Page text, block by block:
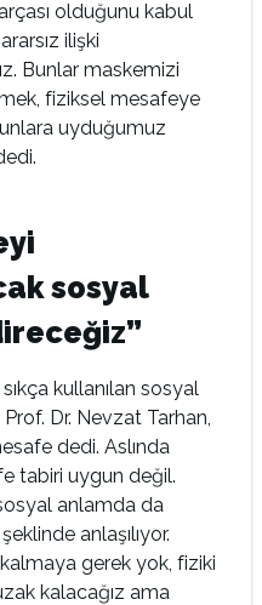
olduğunu kabul
ilişki
Bunlar maskemizi
fiziksel mesafeye
uyduğumuz
sosyal
kullanılan sosyal
Dr. Nevzat Tarhan,
dedi. Aslında
tabiri uygun değil.
anlamda da
anlaşılıyor.
gerek yok, fiziki
kalacağız ama